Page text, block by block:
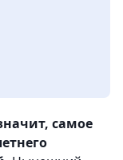
самое